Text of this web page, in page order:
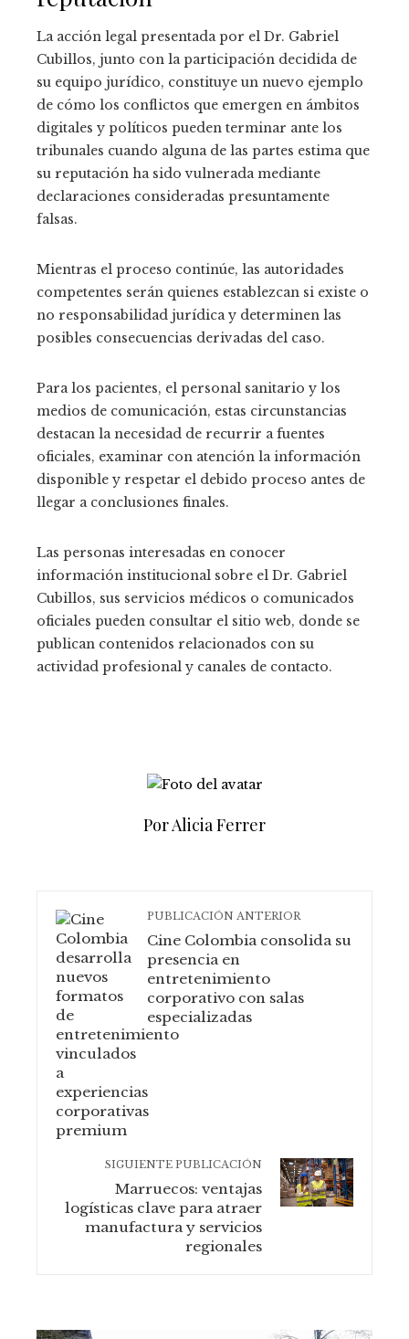
La acción legal presentada por el Dr. Gabriel
Cubillos, junto con la participación decidida de
su equipo jurídico, constituye un nuevo ejemplo
de cómo los conflictos que emergen en ámbitos
digitales y políticos pueden terminar ante los
tribunales cuando alguna de las partes estima que
su reputación ha sido vulnerada mediante
declaraciones consideradas presuntamente
falsas.
Mientras el proceso continúe, las autoridades
competentes serán quienes establezcan si existe o
no responsabilidad jurídica y determinen las
posibles consecuencias derivadas del caso.
Para los pacientes, el personal sanitario y los
medios de comunicación, estas circunstancias
destacan la necesidad de recurrir a fuentes
oficiales, examinar con atención la información
disponible y respetar el debido proceso antes de
llegar a conclusiones finales.
Las personas interesadas en conocer
información institucional sobre el Dr. Gabriel
Cubillos, sus servicios médicos o comunicados
oficiales pueden consultar el sitio web, donde se
publican contenidos relacionados con su
actividad profesional y canales de contacto.
Por Alicia Ferrer
PUBLICACIÓN ANTERIOR
Cine Colombia consolida su
presencia en
entretenimiento
corporativo con salas
especializadas
SIGUIENTE PUBLICACIÓN
Marruecos: ventajas
logísticas clave para atraer
manufactura y servicios
regionales